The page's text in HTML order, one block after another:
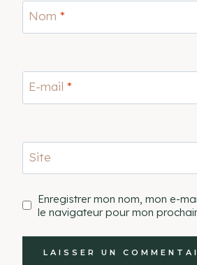
Nom *
E-mail *
Site
Enregistrer mon nom, mon e-
le navigateur pour mon